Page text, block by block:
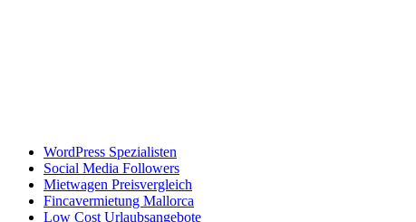
WordPress Spezialisten
Social Media Followers
Mietwagen Preisvergleich
Fincavermietung Mallorca
Low Cost Urlaubsangebote